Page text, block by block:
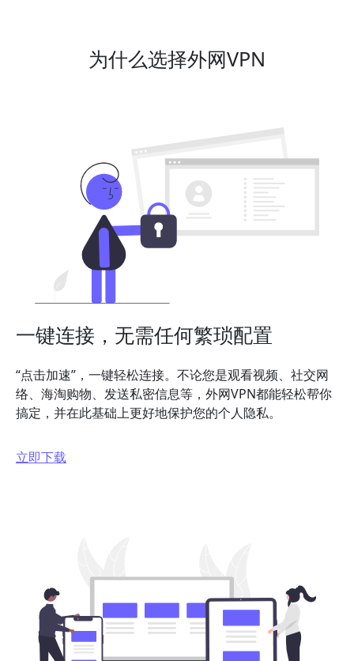
为什么选择外网VPN
一键连接，无需任何繁琐配置
“点击加速”，一键轻松连接。不论您是观看视频、社交网
络、海淘购物、发送私密信息等，外网VPN都能轻松帮你
搞定，并在此基础上更好地保护您的个人隐私。
立即下载